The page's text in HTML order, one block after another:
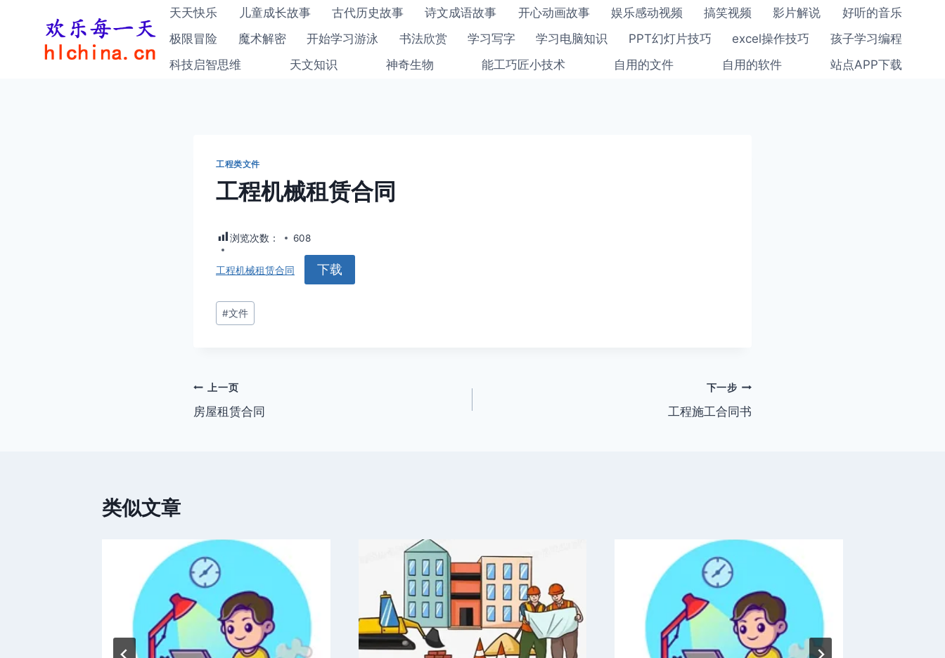
天天快乐 儿童成长故事 古代历史故事 诗文成语故事 开心动画故事 娱乐感动视频 搞笑视频 影片解说
好听的音乐
极限冒险
魔术解密 开始学习游泳 书法欣赏 学习写字 学习电脑知识 PPT幻灯片技巧 excel操作技巧
孩子学习编程
科技启智思维
天文知识 神奇生物 能工巧匠小技术 自用的文件 自用的软件 站点APP下载
工程类文件
工程机械租赁合同
浏览次数： 608
工程机械租赁合同 下载
文
章
#文件
文
章
上一页
房屋租赁合同
下一步
工程施工合同书
类似文章